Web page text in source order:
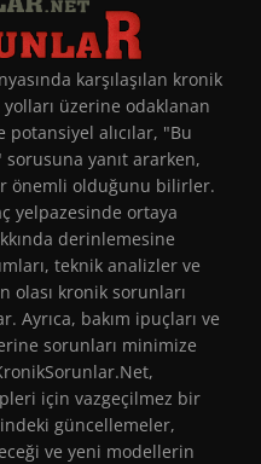
karşılaşılan kronik
üzerine odaklanan
alıcılar, "Bu
yanıt ararken,
önemli olduğunu bilirler.
yelpazesinde ortaya
derinlemesine
teknik analizler ve
olası kronik sorunları
Ayrıca, bakım ipuçları ve
sorunları minimize
için vazgeçilmez bir
güncellemeler,
ve yeni modellerin